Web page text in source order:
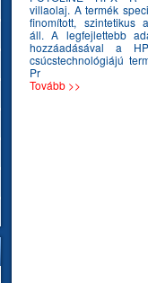
villaolaj. A termék
finomított, szintetikus
áll. A legfejlettebb
hozzáadásával a
csúcstechnológiájú
Pr
Tovább >>